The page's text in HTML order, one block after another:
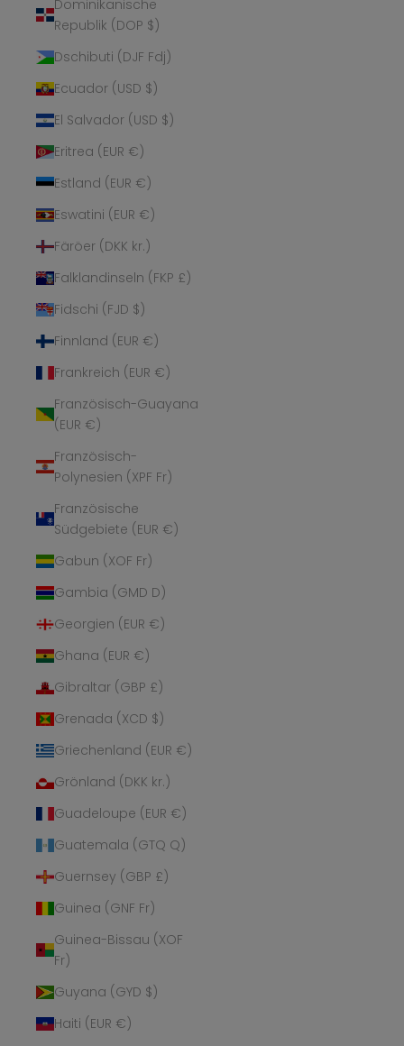
Dominikanische
Republik (DOP $)
Dschibuti (DJF Fdj)
Ecuador (USD $)
El Salvador (USD $)
Eritrea (EUR €)
Estland (EUR €)
Eswatini (EUR €)
Färöer (DKK kr.)
Falklandinseln (FKP £)
Fidschi (FJD $)
Finnland (EUR €)
Frankreich (EUR €)
Französisch-Guayana
(EUR €)
Französisch-
Polynesien (XPF Fr)
Französische
Südgebiete (EUR €)
Gabun (XOF Fr)
Gambia (GMD D)
Georgien (EUR €)
Ghana (EUR €)
Gibraltar (GBP £)
Grenada (XCD $)
Griechenland (EUR €)
Grönland (DKK kr.)
Guadeloupe (EUR €)
Guatemala (GTQ Q)
Guernsey (GBP £)
Guinea (GNF Fr)
Guinea-Bissau (XOF
Fr)
Guyana (GYD $)
Haiti (EUR €)